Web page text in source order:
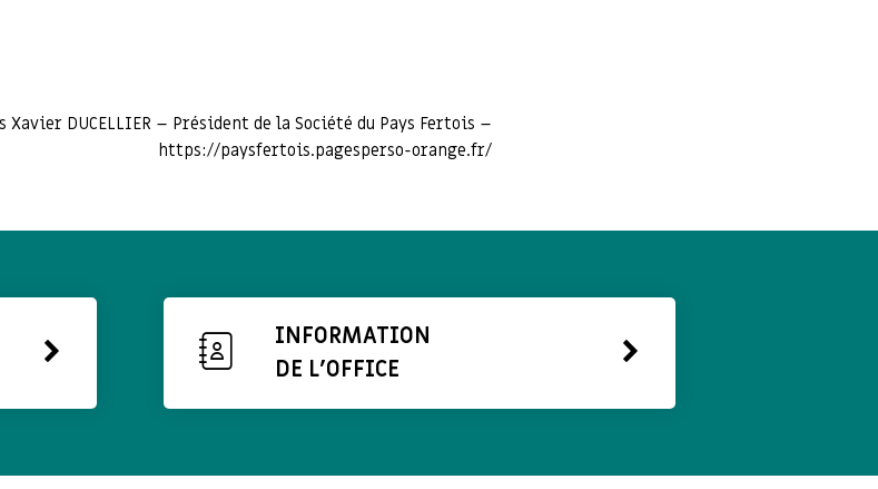
DUCELLIER – Président de la Société du Pays Fertois –
https://paysfertois.pagesperso-orange.fr/
INFORMATION
DE L'OFFICE